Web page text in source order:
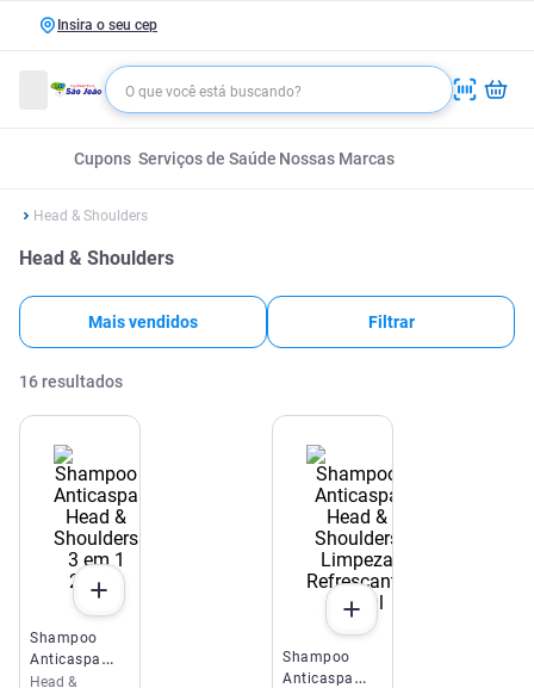
Insira o seu cep
Cupons Serviços de Saúde Nossas Marcas
Head & Shoulders
Head & Shoulders
Mais vendidos Filtrar
16 resultados
Shampoo
Anticaspa
Head &
Head &
Shampoo
Anticaspa